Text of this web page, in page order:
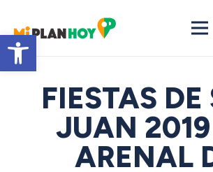
Abrir barra de herramientas
FIESTAS DE
JUAN
ARENAL